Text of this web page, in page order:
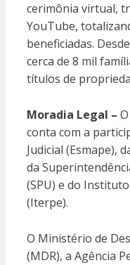
cerimônia virtual,
YouTube,
beneficiadas.
cerca de 8 mil
títulos de
Moradia Legal –
conta com a
Judicial (Esmape),
da
(SPU) e do
(Iterpe).
O Ministério de
(MDR), a Agência